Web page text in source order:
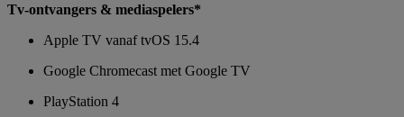
Tv-ontvangers & mediaspelers*
Apple TV vanaf tvOS 15.4
Google Chromecast met Google TV
PlayStation 4